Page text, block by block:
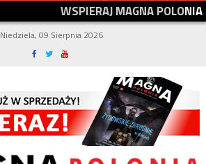
WSPIERAJMAGNAPOLONIA
Niedziela, 09 Sierpnia 2026